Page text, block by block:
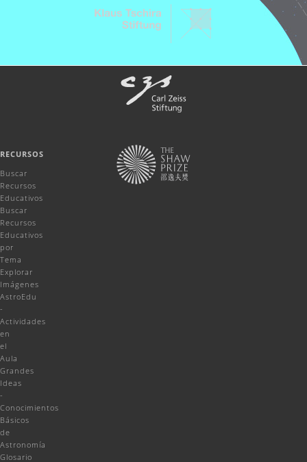
RECURSOS
Buscar
Recursos
Educativos
Buscar
Recursos
Educativos
por
Tema
Explorar
Imágenes
AstroEdu
-
Actividades
en
el
Aula
Grandes
Ideas
-
Conocimientos
Básicos
de
Astronomía
Glosario